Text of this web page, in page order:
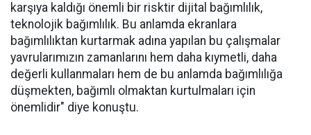
karşıya kaldığı önemli bir risktir dijital bağımlılık,
teknolojik bağımlılık. Bu anlamda ekranlara
bağımlılıktan kurtarmak adına yapılan bu çalışmalar
yavrularımızın zamanlarını hem daha kıymetli, daha
değerli kullanmaları hem de bu anlamda bağımlılığa
düşmekten, bağımlı olmaktan kurtulmaları için
önemlidir" diye konuştu.